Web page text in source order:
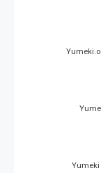
Yumeki